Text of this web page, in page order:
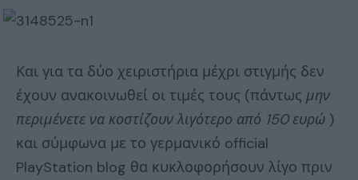
Και για τα δύο χειριστήρια μέχρι στιγμής δεν
έχουν ανακοινωθεί οι τιμές τους (πάντως μην
περιμένετε να κοστίζουν λιγότερο από 150 ευρώ )
και σύμφωνα με το γερμανικό official
PlayStation blog θα κυκλοφορήσουν λίγο πριν